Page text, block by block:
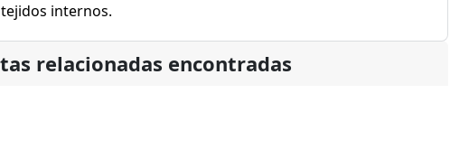
internos.
relacionadas encontradas